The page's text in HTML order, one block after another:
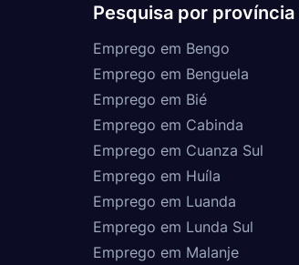
Pesquisa por província
Emprego em Bengo
Emprego em Benguela
Emprego em Bié
Emprego em Cabinda
Emprego em Cuanza Sul
Emprego em Huíla
Emprego em Luanda
Emprego em Lunda Sul
Emprego em Malanje